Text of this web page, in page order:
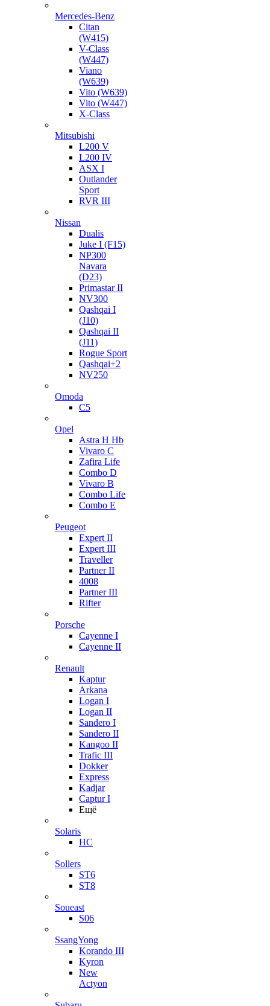
Mercedes-Benz
Citan
(W415)
V-Class
(W447)
Viano
(W639)
Vito (W639)
Vito (W447)
X-Class
Mitsubishi
L200 V
L200 IV
ASX I
Outlander
Sport
RVR III
Nissan
Dualis
Juke I (F15)
NP300
Navara
(D23)
Primastar II
NV300
Qashqai I
(J10)
Qashqai II
(J11)
Rogue Sport
Qashqai+2
NV250
Omoda
C5
Opel
Astra H Hb
Vivaro C
Zafira Life
Combo D
Vivaro B
Combo Life
Combo E
Peugeot
Expert II
Expert III
Traveller
Partner II
4008
Partner III
Rifter
Porsche
Cayenne I
Cayenne II
Renault
Kaptur
Arkana
Logan I
Logan II
Sandero I
Sandero II
Kangoo II
Trafic III
Dokker
Express
Kadjar
Captur I
Ещё
Solaris
HC
Sollers
ST6
ST8
Soueast
S06
SsangYong
Korando III
Kyron
New
Actyon